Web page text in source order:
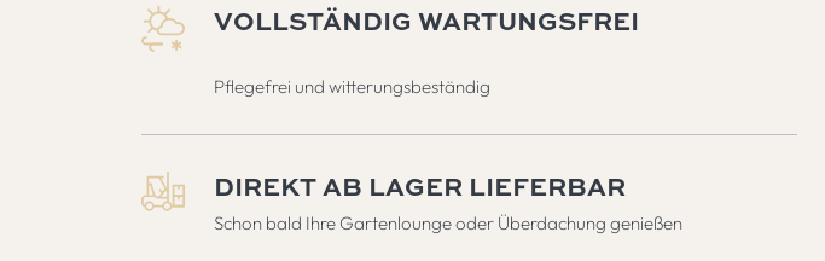
VOLLSTÄNDIG WARTUNGSFREI
Pflegefrei und witterungsbeständig
DIREKT AB LAGER LIEFERBAR
Schon bald Ihre Gartenlounge oder Überdachung genießen